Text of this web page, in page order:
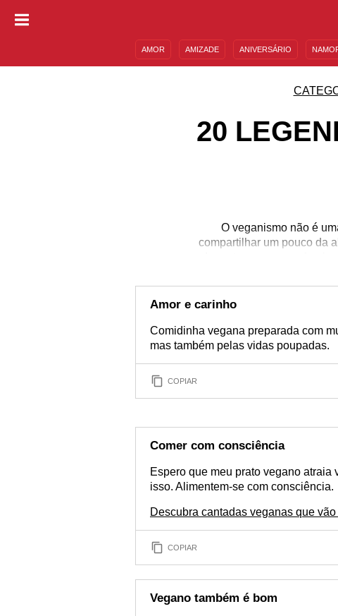
AMOR AMIZADE ANIVERSÁRIO
20
O veganismo não é
compartilhar um pouco da
de protegerem os
estilo de vida vegano
importam com os
Amor e carinho
Comidinha vegana preparada com
mas também pelas vidas poupadas.
COPIAR
Comer com consciência
Espero que meu prato vegano atraia
isso. Alimentem-se com consciência.
Descubra cantadas veganas que
COPIAR
Vegano também é bom